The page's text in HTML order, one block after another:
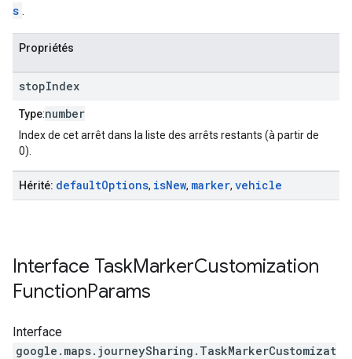
s .
Propriétés
stopIndex
Type:number
Index de cet arrêt dans la liste des arrêts restants (à partir de
0).
Hérité: defaultOptions, isNew, marker, vehicle
Interface TaskMarkerCustomization
FunctionParams
Interface
google.maps.journeySharing . TaskMarkerCustomizat